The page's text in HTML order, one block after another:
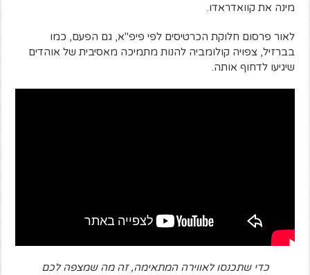
מינה את קוואדראדו.
לאור פרסום חלוקת הכרטיסים לפי פיפ"א, גם הפעם, כמו
בברזיל, צפויה קולומביה להנות מתמיכה מאסיבית של אוהדים
שיגיעו לדחוף אותה.
כדי שתכנסו לאווירה המתאימה, זה מה שמצפה לכם